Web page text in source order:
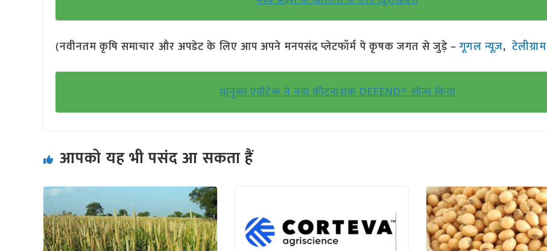
(नवीनतम कृषि समाचार और अपडेट के लिए आप अपने मनपसंद प्लेटफॉर्म पे कृषक जगत से जुड़े –गूगल न्यूज़,टेलीग्राम
धानुका एग्रीटेक ने नया कीटनाशक DEFEND® लॉन्च किया
आपको यह भी पसंद आ सकता हैं